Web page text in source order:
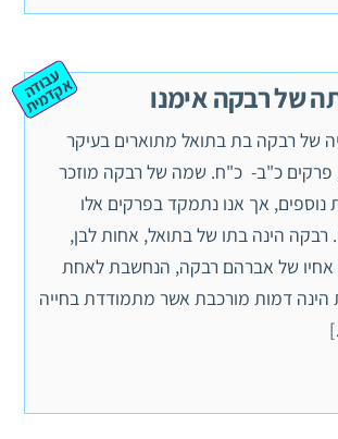
של רבקה אימנו ע
ב
וד
ה
א
ק
ד
מ
ית
של רבקה בת בתואל מתוארים בעיקר
פרקים כ"ב- כ"ח. שמה של רבקה מוזכר
אך אנו נתמקד בפרקים אלו
הינה בתו של בתואל, אחות לבן,
אחיו של אברהם רבקה, הנחשבת לאחת
הינה דמות מורכבת אשר מתמודדת בחייה